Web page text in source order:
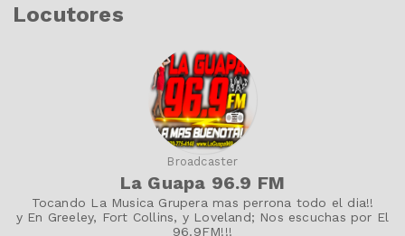
Locutores
Broadcaster
La Guapa 96.9 FM
Tocando La Musica Grupera mas perrona todo el dia!!
y En Greeley, Fort Collins, y Loveland; Nos escuchas por El
96.9FM!!!